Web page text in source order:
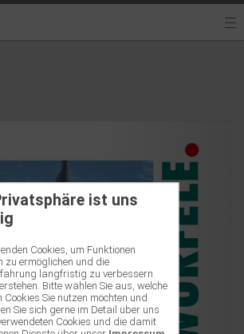
ist uns
Cookies, um Funktionen
zu ermöglichen und die
langfristig zu verbessern
Bitte wählen Sie aus, welche
Cookies Sie nutzen möchten und
Sie sich gerne im Detail über uns
Cookies und die damit